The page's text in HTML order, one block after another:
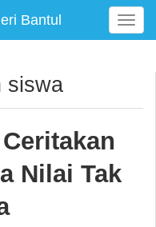
Bantul
T
o
e
siswa
Nilai Tak